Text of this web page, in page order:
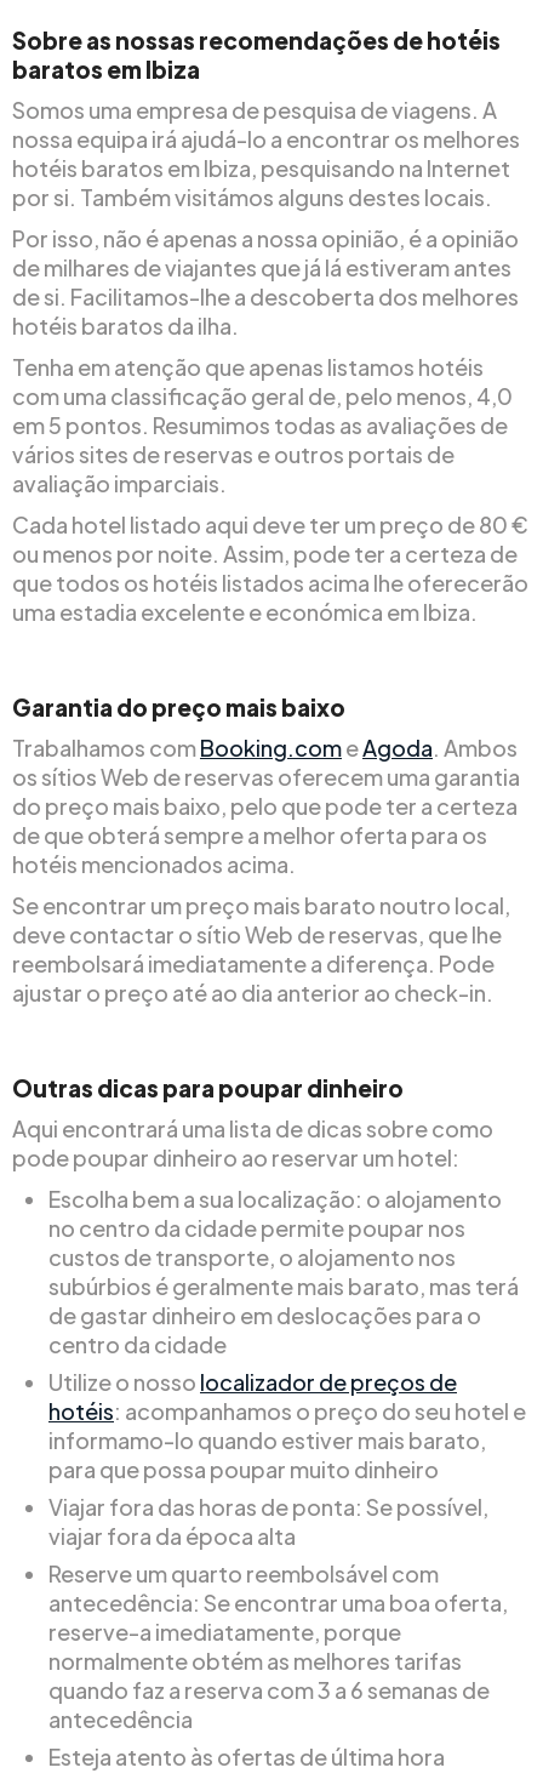
Sobre as nossas recomendações de hotéis
baratos em Ibiza
Somos uma empresa de pesquisa de viagens. A
nossa equipa irá ajudá-lo a encontrar os melhores
hotéis baratos em Ibiza, pesquisando na Internet
por si. Também visitámos alguns destes locais.
Por isso, não é apenas a nossa opinião, é a opinião
de milhares de viajantes que já lá estiveram antes
de si. Facilitamos-lhe a descoberta dos melhores
hotéis baratos da ilha.
Tenha em atenção que apenas listamos hotéis
com uma classificação geral de, pelo menos, 4,0
em 5 pontos. Resumimos todas as avaliações de
vários sites de reservas e outros portais de
avaliação imparciais.
Cada hotel listado aqui deve ter um preço de 80 €
ou menos por noite. Assim, pode ter a certeza de
que todos os hotéis listados acima lhe oferecerão
uma estadia excelente e económica em Ibiza.
Garantia do preço mais baixo
Trabalhamos comBooking.comeAgoda. Ambos
os sítios Web de reservas oferecem uma garantia
do preço mais baixo, pelo que pode ter a certeza
de que obterá sempre a melhor oferta para os
hotéis mencionados acima.
Se encontrar um preço mais barato noutro local,
deve contactar o sítio Web de reservas, que lhe
reembolsará imediatamente a diferença. Pode
ajustar o preço até ao dia anterior ao check-in.
Outras dicas para poupar dinheiro
Aqui encontrará uma lista de dicas sobre como
pode poupar dinheiro ao reservar um hotel:
Escolha bem a sua localização: o alojamento
no centro da cidade permite poupar nos
custos de transporte, o alojamento nos
subúrbios é geralmente mais barato, mas terá
de gastar dinheiro em deslocações para o
centro da cidade
Utilize o nosso localizador de preços de
hotéis: acompanhamos o preço do seu hotel e
informamo-lo quando estiver mais barato,
para que possa poupar muito dinheiro
Viajar fora das horas de ponta: Se possível,
viajar fora da época alta
Reserve um quarto reembolsável com
antecedência: Se encontrar uma boa oferta,
reserve-a imediatamente, porque
normalmente obtém as melhores tarifas
quando faz a reserva com 3 a 6 semanas de
antecedência
Esteja atento às ofertas de última hora